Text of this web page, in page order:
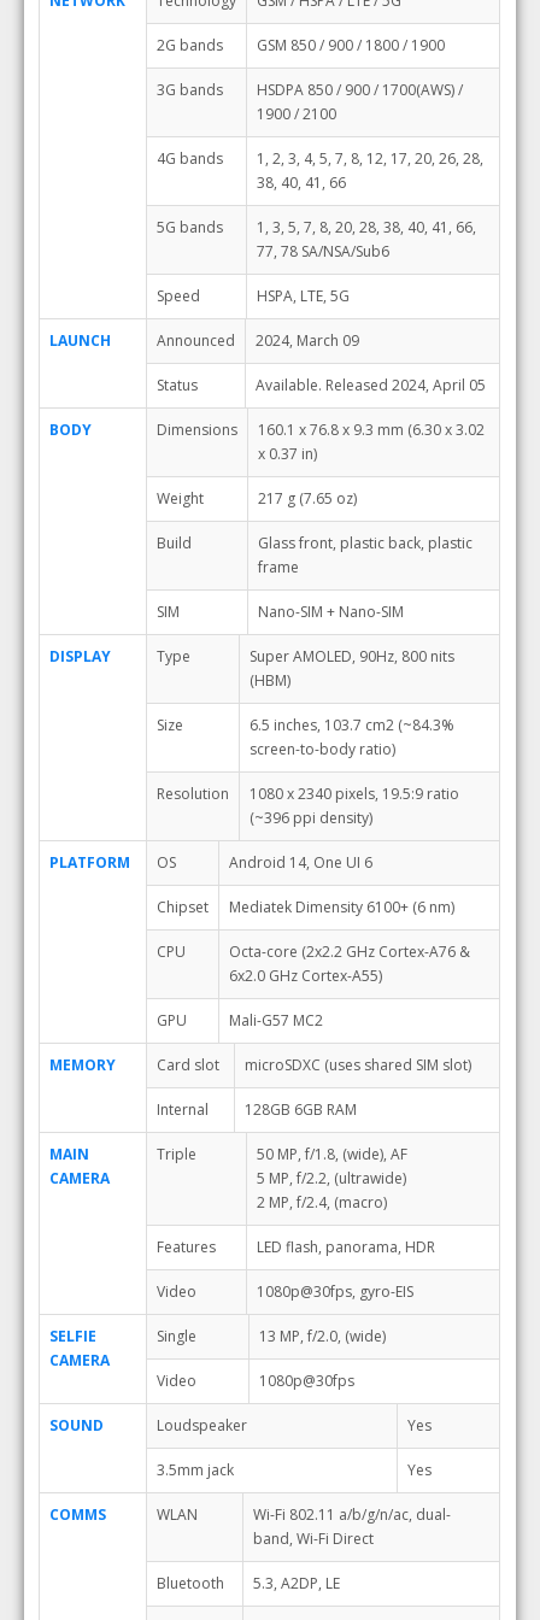
2G bands GSM 850 / 900 / 1800 / 1900
3G bands
HSDPA 850 / 900 / 1700(AWS) /
1900 / 2100
4G bands
1, 2, 3, 4, 5, 7, 8, 12, 17, 20, 26, 28,
38, 40, 41, 66
5G bands
1, 3, 5, 7, 8, 20, 28, 38, 40, 41, 66,
77, 78 SA/NSA/Sub6
Speed HSPA, LTE, 5G
LAUNCH Announced 2024, March 09
Status Available. Released 2024, April 05
BODY Dimensions
160.1 x 76.8 x 9.3 mm (6.30 x 3.02
x 0.37 in)
Weight 217 g (7.65 oz)
Build
Glass front, plastic back, plastic
frame
SIM Nano-SIM + Nano-SIM
DISPLAY Type
Super AMOLED, 90Hz, 800 nits
(HBM)
Size
6.5 inches, 103.7 cm2 (~84.3%
screen-to-body ratio)
Resolution
1080 x 2340 pixels, 19.5:9 ratio
(~396 ppi density)
PLATFORM OS Android 14, One UI 6
Chipset Mediatek Dimensity 6100+ (6 nm)
CPU
Octa-core (2x2.2 GHz Cortex-A76 &
6x2.0 GHz Cortex-A55)
GPU Mali-G57 MC2
MEMORY Card slot microSDXC (uses shared SIM slot)
Internal 128GB 6GB RAM
MAIN
CAMERA
Triple
50 MP, f/1.8, (wide), AF
5 MP, f/2.2, (ultrawide)
2 MP, f/2.4, (macro)
Features LED flash, panorama, HDR
Video 1080p@30fps, gyro-EIS
SELFIE
CAMERA
Single 13 MP, f/2.0, (wide)
Video 1080p@30fps
SOUND Loudspeaker Yes
3.5mm jack Yes
COMMS WLAN
Wi-Fi 802.11 a/b/g/n/ac, dual-
band, Wi-Fi Direct
Bluetooth 5.3, A2DP, LE